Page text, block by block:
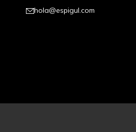
hola@espigul.com